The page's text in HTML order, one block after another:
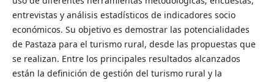
entrevistas y análisis estadísticos de indicadores socio
económicos. Su objetivo es demostrar las potencialidades
de Pastaza para el turismo rural, desde las propuestas que
se realizan. Entre los principales resultados alcanzados
están la definición de gestión del turismo rural y la